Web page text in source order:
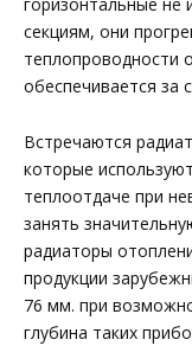
секциям, они
теплопроводности
обеспечивается за
Встречаются
которые
теплоотдаче при
занять
радиаторы
продукции
76 мм. при
глубина таких